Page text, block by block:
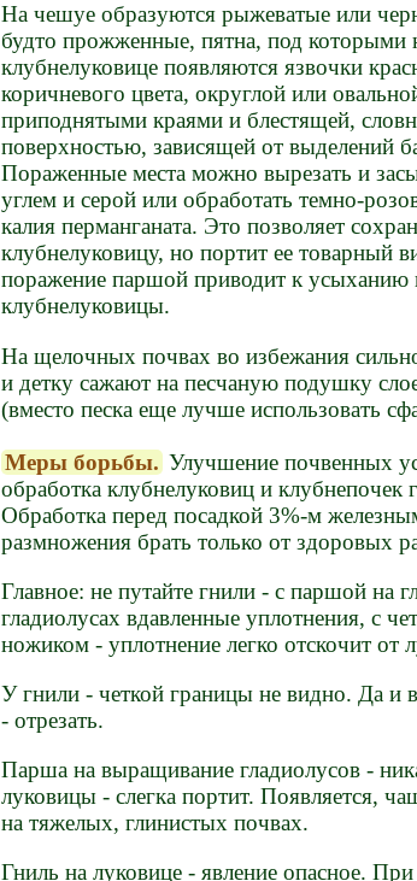
На чешуе образуются рыжеватые или
будто прожженные, пятна, под которыми
клубнелуковице появляются язвочки
коричневого цвета, округлой или
приподнятыми краями и блестящей,
поверхностью, зависящей от выделений
Пораженные места можно вырезать и
углем и серой или обработать темно-
калия перманганата. Это позволяет
клубнелуковицу, но портит ее товарный
поражение паршой приводит к усыханию
клубнелуковицы.
На щелочных почвах во избежания
и детку сажают на песчаную подушку
(вместо песка еще лучше использовать
Меры борьбы. Улучшение почвенных
обработка клубнелуковиц и
Обработка перед посадкой 3%-м
размножения брать только от здоровых
Главное: не путайте гнили - с паршой на
гладиолусах вдавленные уплотнения, с
ножиком - уплотнение легко отскочит от
У гнили - четкой границы не видно. Да
- отрезать.
Парша на выращивание гладиолусов -
луковицы - слегка портит. Появляется,
на тяжелых, глинистых почвах.
Гниль на луковице - явление опасное.